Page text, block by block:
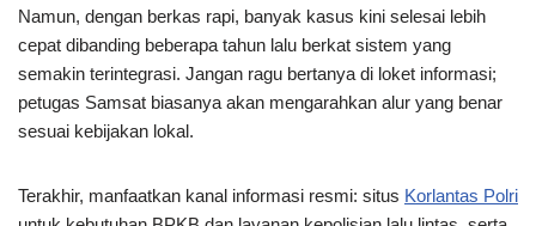
Namun, dengan berkas rapi, banyak kasus kini selesai lebih
cepat dibanding beberapa tahun lalu berkat sistem yang
semakin terintegrasi. Jangan ragu bertanya di loket informasi;
petugas Samsat biasanya akan mengarahkan alur yang benar
sesuai kebijakan lokal.
Terakhir, manfaatkan kanal informasi resmi: situs Korlantas Polri